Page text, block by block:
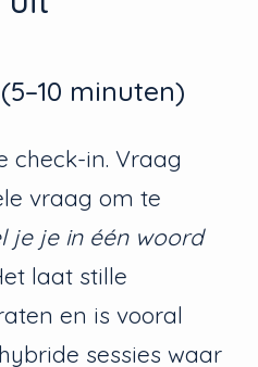
minuten)
check-in. Vraag
vraag om te
je je in één woord
laat stille
en is vooral
sessies waar